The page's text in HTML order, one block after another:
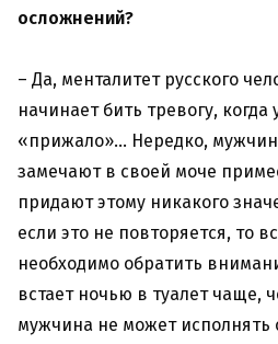
осложнений?
– Да, менталитет русского
начинает бить тревогу, когда
«прижало»… Нередко,
замечают в своей моче
придают этому никакого
если это не повторяется, то
необходимо обратить
встает ночью в туалет чаще,
мужчина не может исполнять